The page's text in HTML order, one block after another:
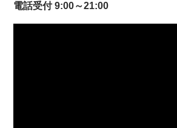
電話受付 9:00～21:00